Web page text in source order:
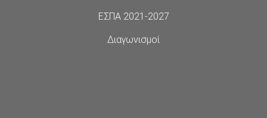
ΕΣΠΑ 2021-2027
Διαγωνισμοί